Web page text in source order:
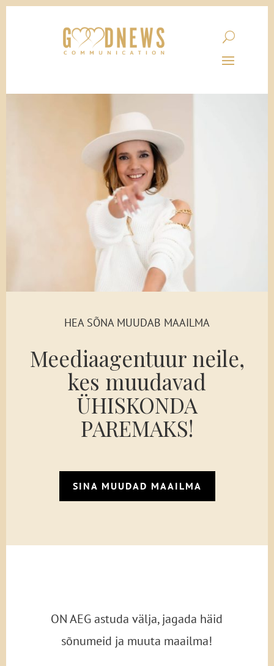
HEA SÕNA MUUDAB MAAILMA
Meedia­agentuur neile,
kes muudavad
ÜHISKONDA
PAREMAKS!
SINA MUUDAD MAAILMA
ON AEG astuda välja, jagada häid
sõnumeid ja muuta maailma!